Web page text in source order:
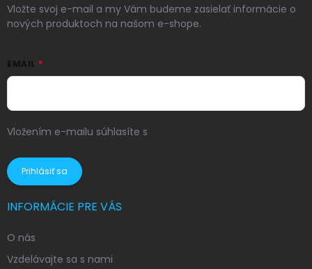
Vložte svoj e-mail a my Vám budeme zasielať informácie o
nových produktoch na našom e-shope.
EMAIL
Vložením e-mailu súhlasíte s
Prihlásiť sa
INFORMÁCIE PRE VÁS
O nás
Vzdelávajte sa s nami